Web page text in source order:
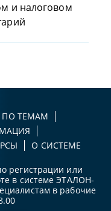
и налоговом
ТЕМАМ
О СИСТЕМЕ
регистрации или
в системе ЭТАЛОН-
в рабочие